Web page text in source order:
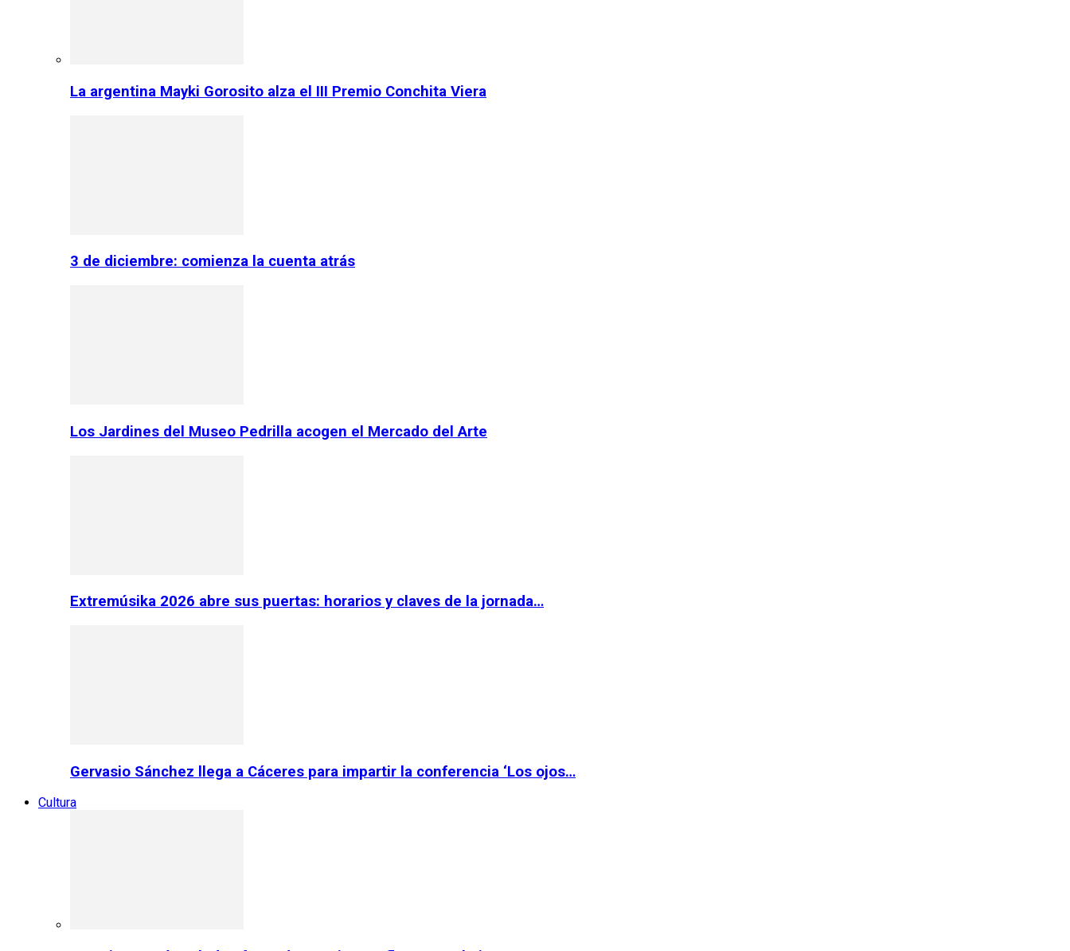
La argentina Mayki Gorosito alza el III Premio Conchita Viera
3 de diciembre: comienza la cuenta atrás
Los Jardines del Museo Pedrilla acogen el Mercado del Arte
Extremúsika 2026 abre sus puertas: horarios y claves de la jornada…
Gervasio Sánchez llega a Cáceres para impartir la conferencia ‘Los ojos…
Cultura